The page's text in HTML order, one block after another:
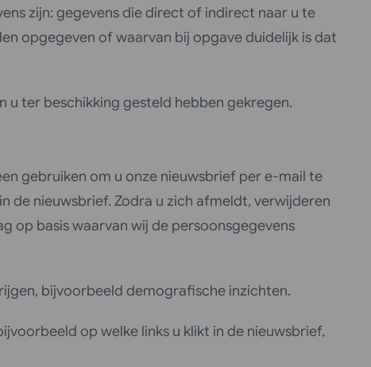
zijn: gegevens die direct of indirect naar u te
opgegeven of waarvan bij opgave duidelijk is dat
u ter beschikking gesteld hebben gekregen.
gebruiken om u onze nieuwsbrief per e-mail te
de nieuwsbrief. Zodra u zich afmeldt, verwijderen
op basis waarvan wij de persoonsgegevens
bijvoorbeeld demografische inzichten.
op welke links u klikt in de nieuwsbrief,